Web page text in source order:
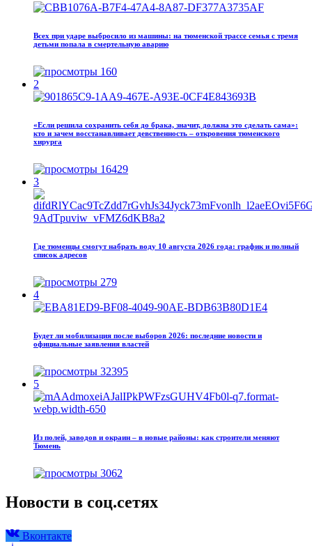
Всех при ударе выбросило из машины: на тюменской трассе семья с тремя
детьми попала в смертельную аварию
160
2
«Если решила сохранить себя до брака, значит, должна это сделать сама»:
кто и зачем восстанавливает девственность – откровения тюменского
хирурга
16429
3
Где тюменцы смогут набрать воду 10 августа 2026 года: график и полный
список адресов
279
4
Будет ли мобилизация после выборов 2026: последние новости и
официальные заявления властей
32395
5
Из полей, заводов и окраин – в новые районы: как строители меняют
Тюмень
3062
Новости в соц.сетях
Вконтакте